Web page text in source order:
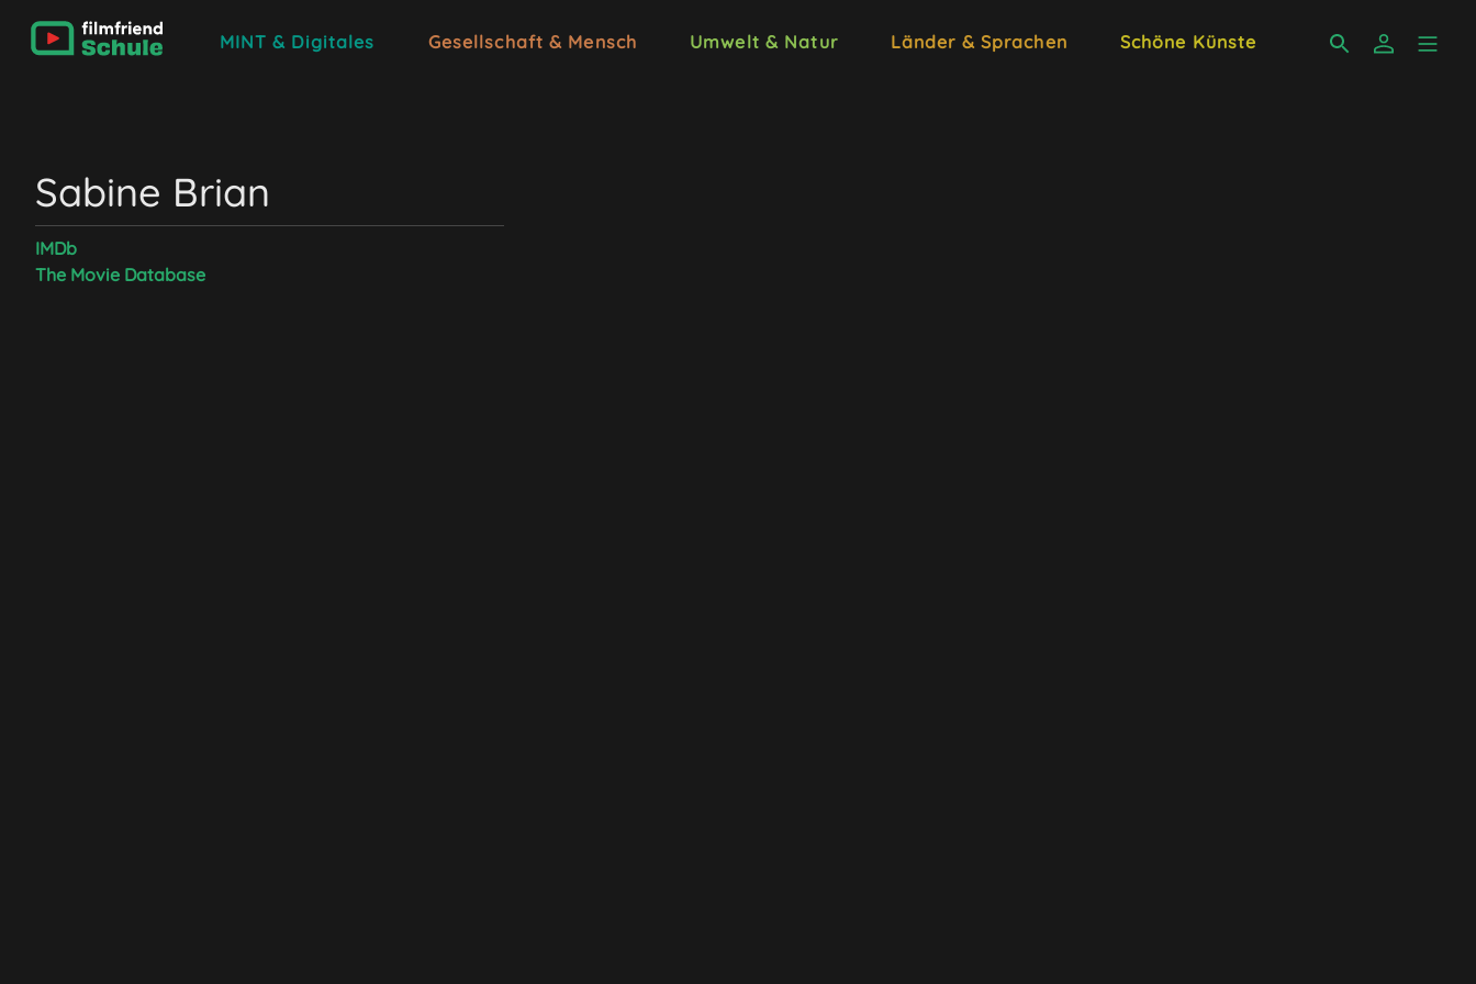
MINT & Digitales Gesellschaft & Mensch Umwelt & Natur Länder & Sprachen Schöne Künste
Sabine Brian
IMDb
The Movie Database